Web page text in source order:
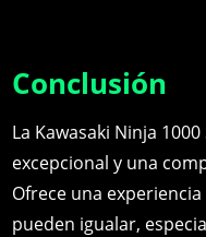
Conclusión
La Kawasaki Ninja
excepcional y una
Ofrece una
pueden igualar,